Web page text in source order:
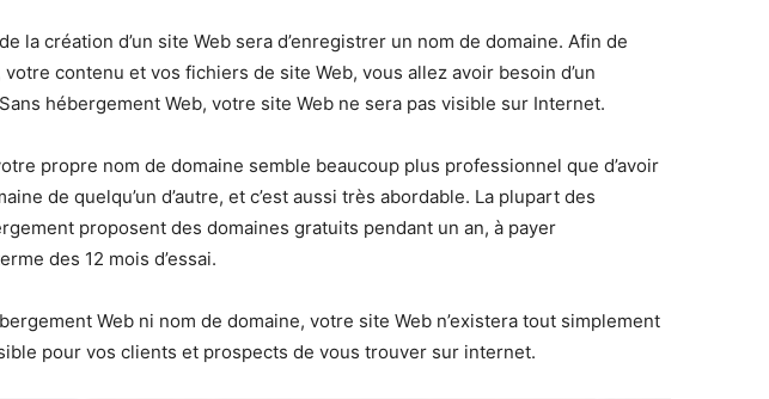
la création d’un site Web sera d’enregistrer un nom de domaine. Afin de
contenu et vos fichiers de site Web, vous allez avoir besoin d’un
hébergement Web, votre site Web ne sera pas visible sur Internet.
propre nom de domaine semble beaucoup plus professionnel que d’avoir
de quelqu’un d’autre, et c’est aussi très abordable. La plupart des
proposent des domaines gratuits pendant un an, à payer
des 12 mois d’essai.
Web ni nom de domaine, votre site Web n’existera tout simplement
pour vos clients et prospects de vous trouver sur internet.